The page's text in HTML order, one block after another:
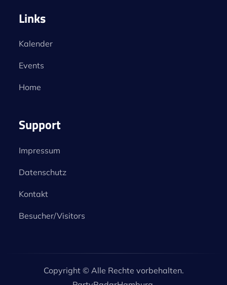
Links
Kalender
Events
Home
Support
Impressum
Datenschutz
Kontakt
Besucher/Visitors
Copyright © Alle Rechte vorbehalten.